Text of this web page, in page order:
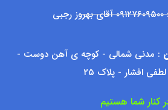
: مدنی شمالی - کوچه ی آهن دوست -
افشار - پلاک ۲۵
کنار شما هستیم